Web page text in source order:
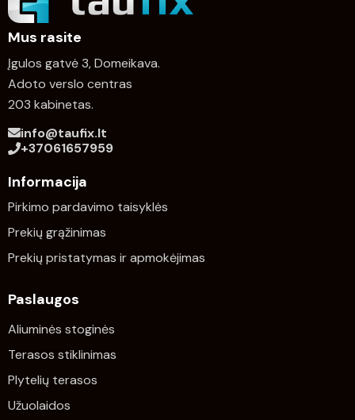
Mus rasite
Įgulos gatvė 3, Domeikava.
Adoto verslo centras
203 kabinetas.
info@taufix.lt
+37061657959
Informacija
Pirkimo pardavimo taisyklės
Prekių grąžinimas
Prekių pristatymas ir apmokėjimas
Paslaugos
Aliuminės stoginės
Terasos stiklinimas
Plytelių terasos
Užuolaidos